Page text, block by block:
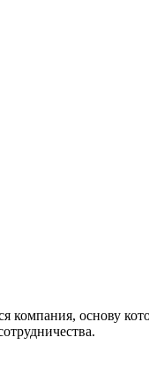
основу